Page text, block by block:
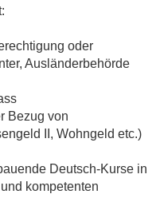
oder
Ausländerbehörde
Bezug von
II, Wohngeld etc.)
Deutsch-Kurse in
kompetenten